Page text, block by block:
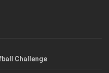
Challenge